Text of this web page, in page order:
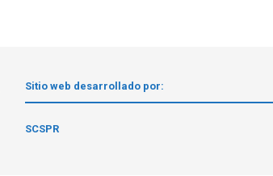
Sitio web desarrollado por:
SCSPR